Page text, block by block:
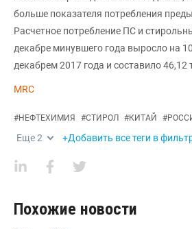
больше показателя потребления
Расчетное потребление ПС и
декабре минувшего года выросло на
декабрем 2017 года и составило 46,12
MRC
#НЕФТЕХИМИЯ #СТИРОЛ #КИТАЙ #
Еще2 +Добавить все теги в
Похожие новости